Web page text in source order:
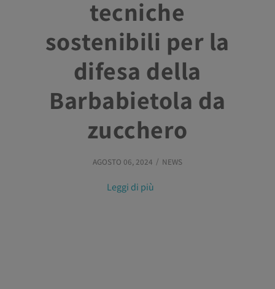
tecniche
sostenibili per la
difesa della
Barbabietola da
zucchero
AGOSTO 06, 2024 NEWS
Leggi di più